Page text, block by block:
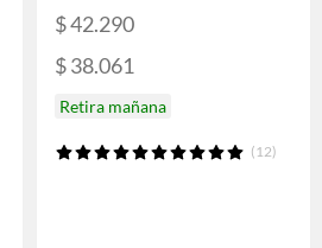
$ 42.290
$ 38.061
Retira mañana
(12)